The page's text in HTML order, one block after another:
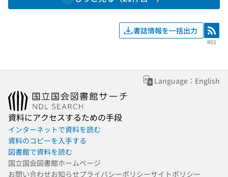
書誌情報を一括出力 RSS
RSS
Language：English
資料にアクセスするための手段
インターネットで資料を読む
資料のコピーを入手する
図書館で資料を読む
国立国会図書館ホームページ
お問い合わせお知らせプライバシーポリシーサイトポリシー